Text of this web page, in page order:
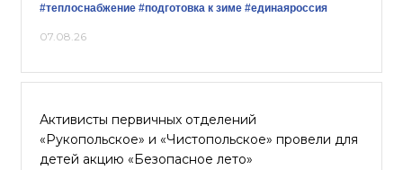
#теплоснабжение #подготовка к зиме #единаяроссия
07.08.26
Активисты первичных отделений
«Рукопольское» и «Чистопольское» провели для
детей акцию «Безопасное лето»